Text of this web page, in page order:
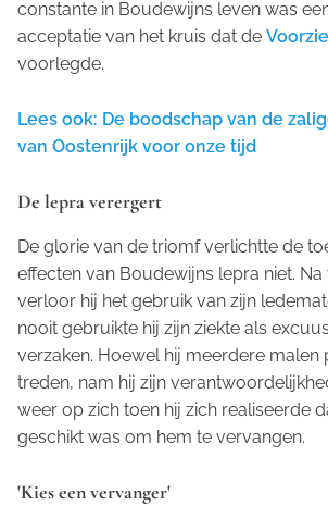
constante in Boudewijns leven was
acceptatie van het kruis dat de
voorlegde.
Lees ook: De boodschap van de
van Oostenrijk voor onze tijd
De lepra verergert
De glorie van de triomf verlichtte de
effecten van Boudewijns lepra niet.
verloor hij het gebruik van zijn
nooit gebruikte hij zijn ziekte als
verzaken. Hoewel hij meerdere malen
treden, nam hij zijn
weer op zich toen hij zich realiseerde
geschikt was om hem te vervangen.
'Kies een vervanger'